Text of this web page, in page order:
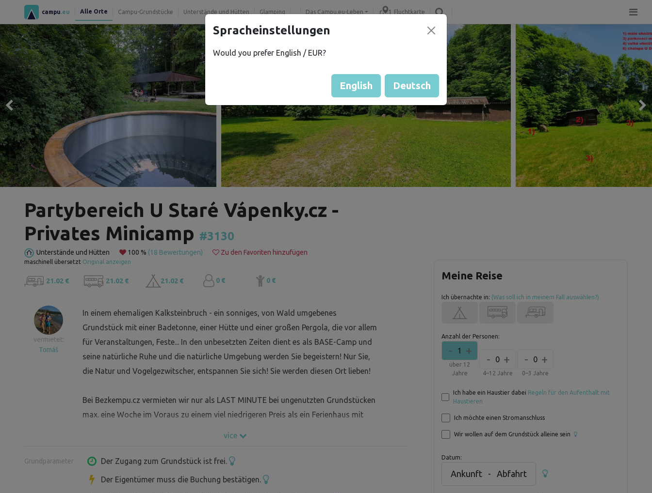
campu .eu Alle Orte Campu-Grundstücke Unterstände und Hütten Glamping Das Campu.eu-Leben Fluchtkarte
Partybereich U Staré Vápenky.cz -
Privates Minicamp #3130
Unterstände und Hütten 100 % (18 Bewertungen) Zu den Favoriten hinzufügen
maschinell übersetzt Original anzeigen
21.02 € 21.02 € 21.02 € 0 € 0 €
vermietet:
Tomáš
In einem ehemaligen Kalksteinbruch - ein sonniges, von Wald umgebenes
Grundstück mit einer Badetonne, einer Hütte und einer großen Pergola, die vor allem
für Veranstaltungen, Feste... In den unbesetzten Zeiten dient es als BASE-Camp und
seine natürliche Ruhe und die natürliche Umgebung werden Sie begeistern! Nur Sie,
die Natur und Vogelgezwitscher, entspannen Sie sich! Sie werden diesen Ort lieben!
Bei Bezkempu.cz vermieten wir nur als LAST MINUTE bei ungenutzten Grundstücken
max. eine Woche im Voraus zu einem viel niedrigeren Preis als ein Ferienhaus mit
Der Preis ist inklusive der Badewanne in einem "Do it yourself"-Modus zur
Verfügung. Es wird leer sein, wenn Sie ankommen. Sie drehen den Hahn auf, in ca. 2
více
Grundparameter Der Zugang zum Grundstück ist frei.
Der Eigentümer muss die Buchung bestätigen.
Meine Reise
Ich übernachte in: (Was soll ich in meinem Fall auswählen?)
Anzahl der Personen:
- +
1
über 12
Jahre
- +
0
4–12 Jahre
- +
0
0–3 Jahre
Ich habe ein Haustier dabei Regeln für den Aufenthalt mit
Haustieren
Ich möchte einen Stromanschluss
Wir wollen auf dem Grundstück alleine sein
Datum:
Ankunft - Abfahrt
Spracheinstellungen
Would you prefer English / EUR?
English Deutsch